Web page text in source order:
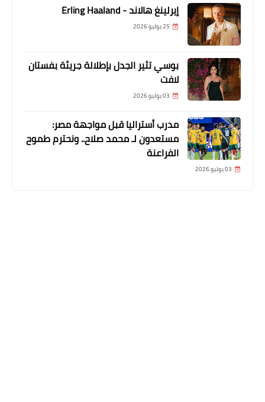
إيرلينغ هالاند - Erling Haaland
25 يوليو 2026
بوسي تثير الجدل بإطلالة جريئة بفستان
لافت
03 يوليو 2026
مدرب أستراليا قبل مواجهة مصر:
مستعدون لـ محمد صلاح.. ونحترم طموح
الفراعنة
03 يوليو 2026